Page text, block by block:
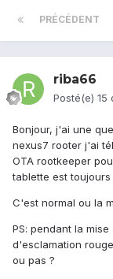
PRÉCÉDENT
riba66
Posté(e) 15
Bonjour, j'ai une
nexus7 rooter j'ai
OTA rootkeeper
tablette est toujours
C'est normal ou la
PS: pendant la
d'esclamation
ou pas ?